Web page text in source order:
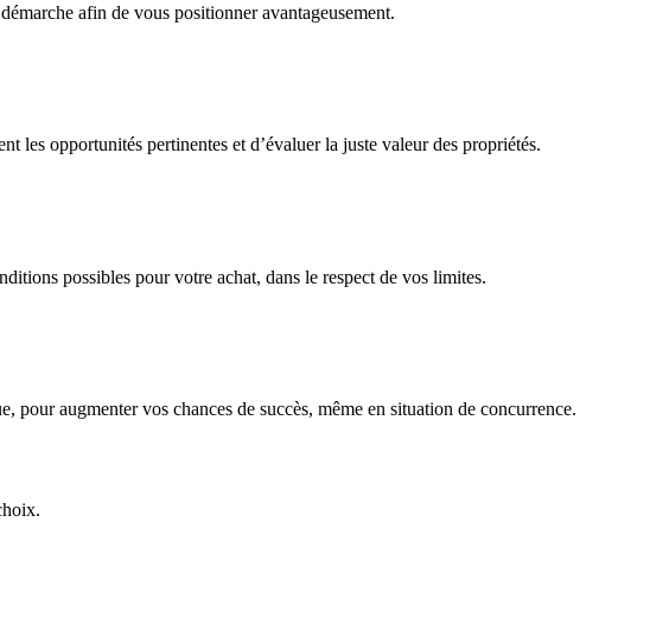
afin de vous positionner avantageusement.
opportunités pertinentes et d’évaluer la juste valeur des propriétés.
possibles pour votre achat, dans le respect de vos limites.
pour augmenter vos chances de succès, même en situation de concurrence.